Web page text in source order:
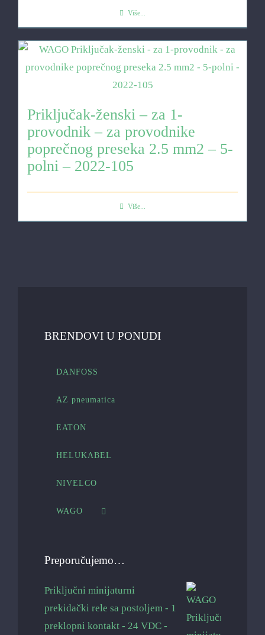
Više...
Priključak-ženski – za 1-
provodnik – za provodnike
poprečnog preseka 2.5 mm2 – 5-
polni – 2022-105
Više...
BRENDOVI U PONUDI
DANFOSS
AZ pneumatica
EATON
HELUKABEL
NIVELCO
WAGO
Preporučujemo…
Priključni minijaturni
prekidački rele sa postoljem - 1
preklopni kontakt - 24 VDC -